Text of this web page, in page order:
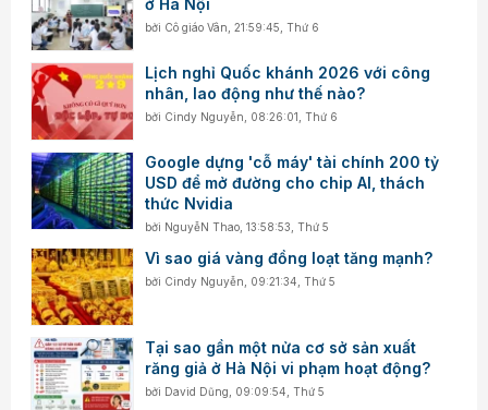
bởi Cô giáo Vân ,21:59:45, Thứ 6
Lịch nghỉ Quốc khánh 2026 với công
nhân, lao động như thế nào?
bởi Cindy Nguyễn 08:26:01, Thứ 6
Google dựng 'cỗ máy' tài chính 200 tỷ
USD để mở đường cho chip AI, thách
thức Nvidia
bởi NguyễN Thao ,13:58:53, Thứ 5
Vì sao giá vàng đồng loạt tăng mạnh?
bởi Cindy Nguyễn 09:21:34, Thứ 5
Tại sao gần một nửa cơ sở sản xuất
răng giả ở Hà Nội vi phạm hoạt động?
bởi David Dũng 09:09:54, Thứ 5